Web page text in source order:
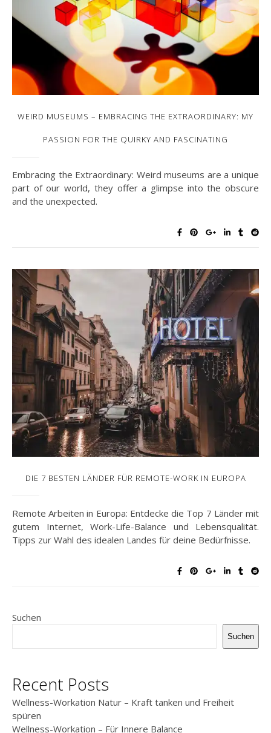
WEIRD MUSEUMS – EMBRACING THE EXTRAORDINARY: MY
PASSION FOR THE QUIRKY AND FASCINATING
Embracing the Extraordinary: Weird museums are a unique
part of our world, they offer a glimpse into the obscure
and the unexpected.
DIE 7 BESTEN LÄNDER FÜR REMOTE-WORK IN EUROPA
Remote Arbeiten in Europa: Entdecke die Top 7 Länder mit
gutem Internet, Work-Life-Balance und Lebensqualität.
Tipps zur Wahl des idealen Landes für deine Bedürfnisse.
Suchen
Suchen
Recent Posts
Wellness-Workation Natur – Kraft tanken und Freiheit
spüren
Wellness-Workation – Für Innere Balance